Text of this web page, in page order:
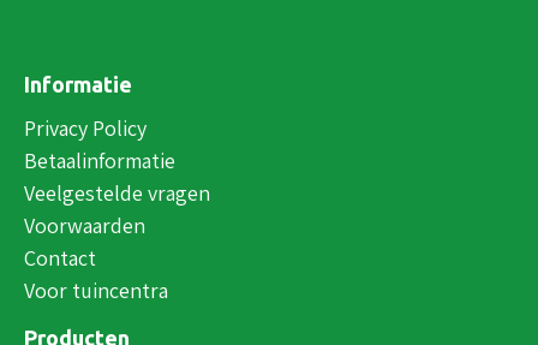
Informatie
Privacy Policy
Betaalinformatie
Veelgestelde vragen
Voorwaarden
Contact
Voor tuincentra
Producten